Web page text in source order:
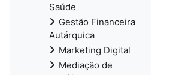
Saúde
Gestão Financeira
Autárquica
Marketing Digital
Mediação de